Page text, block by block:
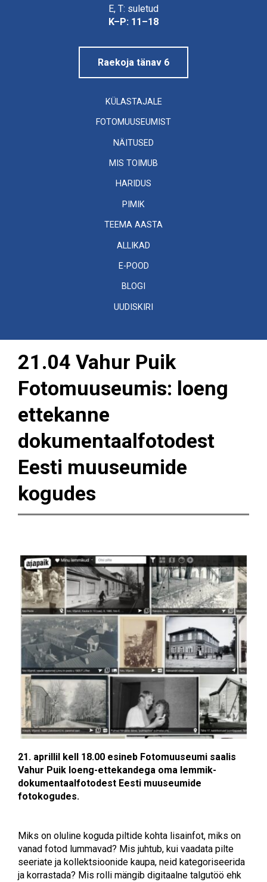
E, T: suletud
K–P: 11–18
Raekoja tänav 6
KÜLASTAJALE
FOTOMUUSEUMIST
NÄITUSED
MIS TOIMUB
HARIDUS
PIMIK
TEEMA AASTA
ALLIKAD
E-POOD
BLOGI
UUDISKIRI
21.04 Vahur Puik
Fotomuuseumis: loeng
ettekanne
dokumentaalfotodest
Eesti muuseumide
kogudes
21. aprillil kell 18.00 esineb Fotomuuseumi saalis
Vahur Puik loeng-ettekandega oma lemmik-
dokumentaalfotodest Eesti muuseumide
fotokogudes.
Miks on oluline koguda piltide kohta lisainfot, miks on
vanad fotod lummavad? Mis juhtub, kui vaadata pilte
seeriate ja kollektsioonide kaupa, neid kategoriseerida
ja korrastada? Mis rolli mängib digitaalne talgutöö ehk